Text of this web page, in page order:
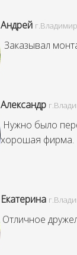
Андрей
Заказывал
Александр
Нужно было
хорошая фирма.
Екатерина
Отличное